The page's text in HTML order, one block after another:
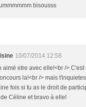
bisousss
10/07/2014 12:58
aimé etre avec elle!<br /> C'est
la!<br /> mais
fois si tu as le droit de
Céline et bravo à elle!